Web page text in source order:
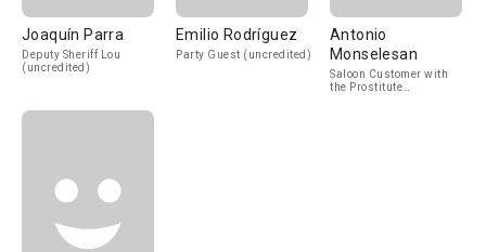
Joaquín Parra
Deputy Sheriff Lou
(uncredited)
Emilio Rodríguez
Party Guest (uncredited)
Antonio
Monselesan
Saloon Customer with
the Prostitute